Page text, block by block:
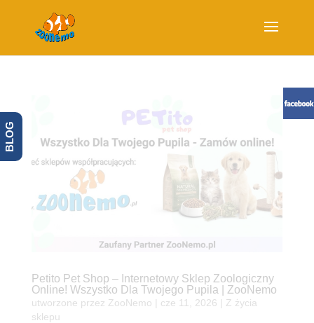
Petito Pet Shop – Internetowy Sklep Zoologiczny
Online! Wszystko Dla Twojego Pupila | ZooNemo
utworzone przez ZooNemo cze 11, 2026
Z życia
sklepu
BLOG